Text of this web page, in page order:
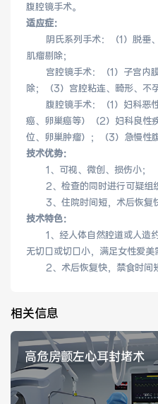
健康管理体检
非手术科室
医技科室
专家团队
专家坐诊
门诊就诊指南
出/入院服务
意见建议
腹腔镜手术。
适应症：
阴氏系列手术：（1）脱垂
肌瘤剔除；
宫腔镜手术：（1）子宫内
除；（3）宫腔粘连、畸形、不
腹腔镜手术：（1）妇科恶
癌、卵巢癌等）（2）妇科良性
位、卵巢肿瘤）；（3）急慢性
技术优势：
1、可视、微创、损伤小；
2、检查的同时进行可疑组织
3、住院时间短，术后恢复快
技术特色：
1、经人体自然腔道或人造
无切口或切口小，满足女性爱美
2、术后恢复快，禁食时间短
相关信息
高危房颤左心耳封堵术